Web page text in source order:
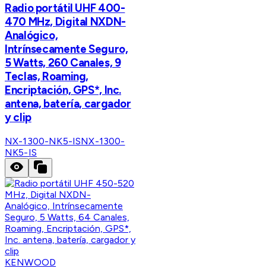
Radio portátil UHF 400-
470 MHz, Digital NXDN-
Analógico,
Intrínsecamente Seguro,
5 Watts, 260 Canales, 9
Teclas, Roaming,
Encriptación, GPS*, Inc.
antena, batería, cargador
y clip
NX-1300-NK5-ISNX-1300-
NK5-IS
KENWOOD